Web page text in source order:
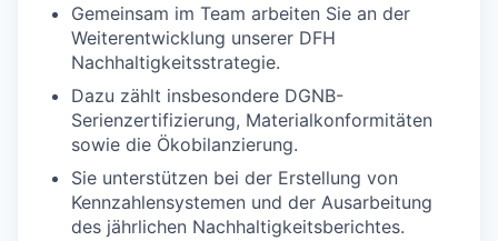
Gemeinsam im Team arbeiten Sie an der
Weiterentwicklung unserer DFH
Nachhaltigkeitsstrategie.
Dazu zählt insbesondere DGNB-
Serienzertifizierung, Materialkonformitäten
sowie die Ökobilanzierung.
Sie unterstützen bei der Erstellung von
Kennzahlensystemen und der Ausarbeitung
des jährlichen Nachhaltigkeitsberichtes.